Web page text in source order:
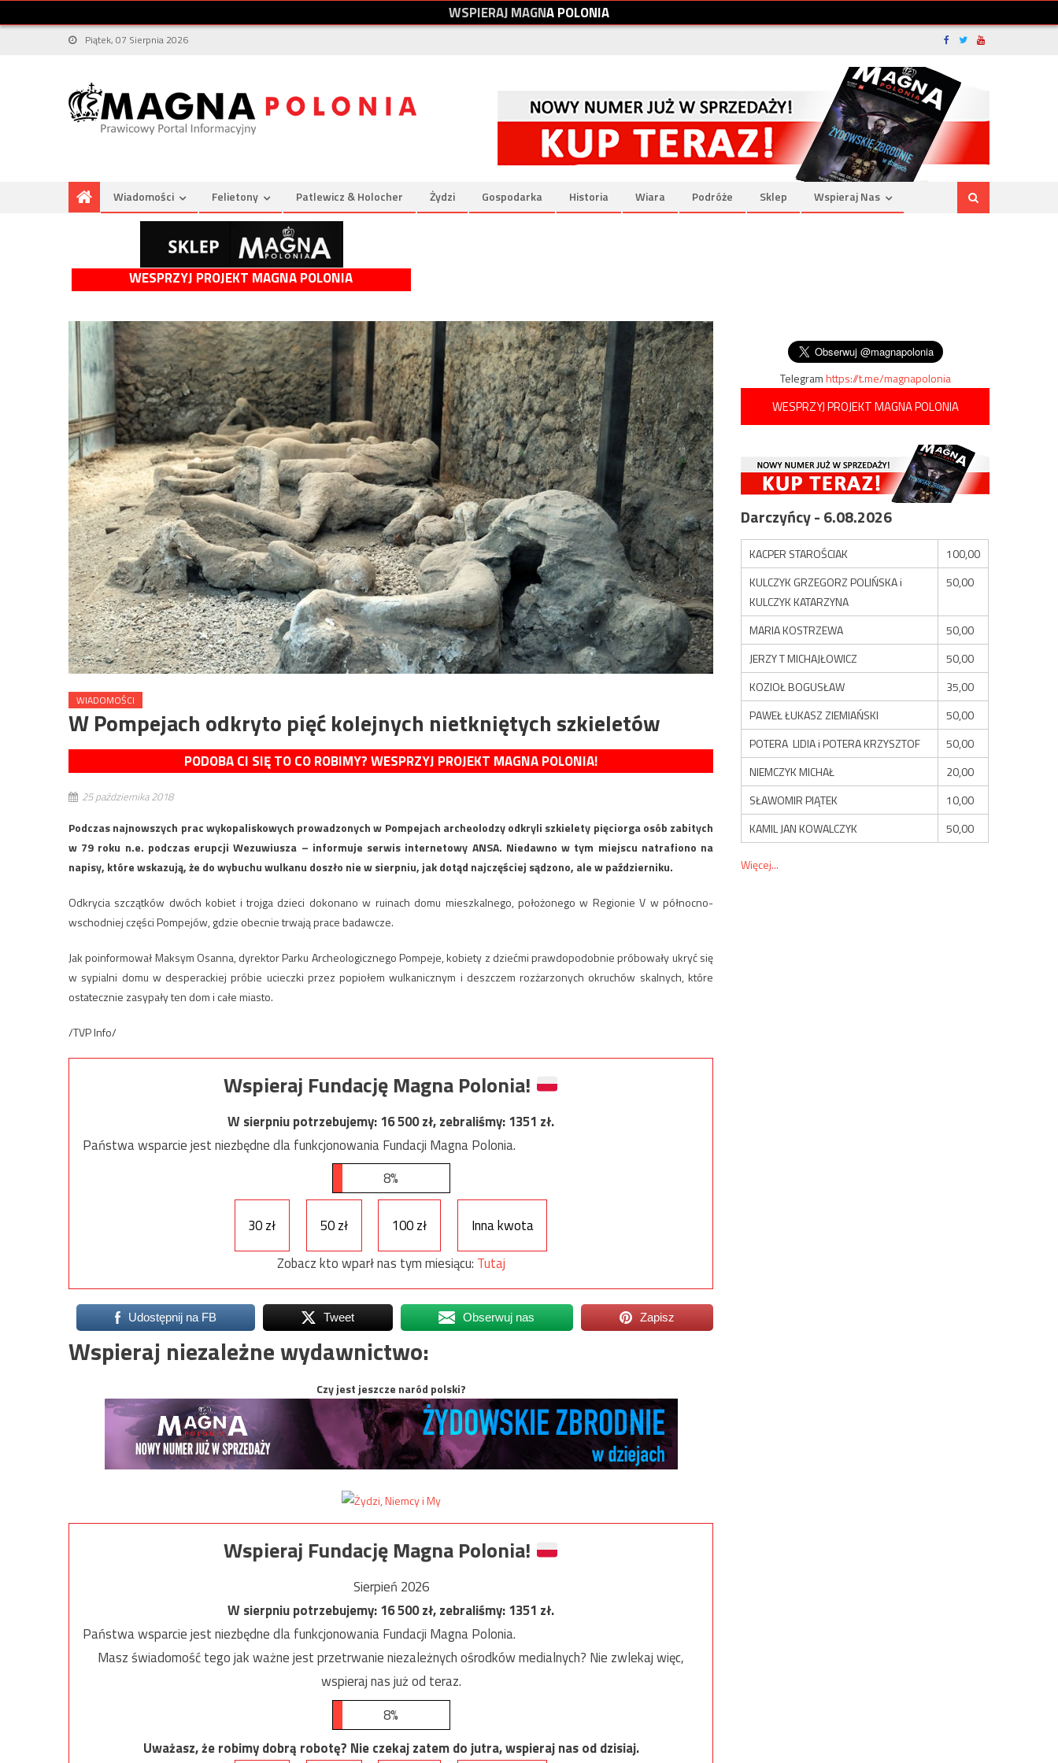
WSPIERAJMAGNAPOLONIA
Piątek, 07 Sierpnia 2026
Wiadomości Felietony Patlewicz & Holocher Żydzi Gospodarka Historia Wiara Podróże Sklep Wspieraj Nas
WESPRZYJ PROJEKT MAGNA POLONIA
WIADOMOŚCI
W Pompejach odkryto pięć kolejnych nietkniętych szkieletów
PODOBA CI SIĘ TO CO ROBIMY? WESPRZYJ PROJEKT MAGNA POLONIA!
25 października 2018
Podczas najnowszych prac wykopaliskowych prowadzonych w Pompejach archeolodzy odkryli szkielety pięciorga osób zabitych
w 79 roku n.e. podczas erupcji Wezuwiusza – informuje serwis internetowy ANSA. Niedawno w tym miejscu natrafiono na
napisy, które wskazują, że do wybuchu wulkanu doszło nie w sierpniu, jak dotąd najczęściej sądzono, ale w październiku.
Odkrycia szczątków dwóch kobiet i trojga dzieci dokonano w ruinach domu mieszkalnego, położonego w Regionie V w północno-
wschodniej części Pompejów, gdzie obecnie trwają prace badawcze.
Jak poinformował Maksym Osanna, dyrektor Parku Archeologicznego Pompeje, kobiety z dziećmi prawdopodobnie próbowały ukryć się
w sypialni domu w desperackiej próbie ucieczki przez popiołem wulkanicznym i deszczem rozżarzonych okruchów skalnych, które
ostatecznie zasypały ten dom i całe miasto.
/TVP Info/
Wspieraj Fundację Magna Polonia!
W sierpniu potrzebujemy:16 500zł, zebraliśmy:1351 zł.
Państwa wsparcie jest niezbędne dla funkcjonowania Fundacji Magna Polonia.
8%
30 zł 50 zł 100 zł
Inna kwota
Zobacz kto wparł nas tym miesiącu: Tutaj
Udostępnij na FB Tweet Obserwuj nas Zapisz
Wspieraj niezależne wydawnictwo:
Czy jest jeszcze naród polski?
Wspieraj Fundację Magna Polonia!
Sierpień 2026
W sierpniu potrzebujemy:16 500zł, zebraliśmy:1351 zł.
Państwa wsparcie jest niezbędne dla funkcjonowania Fundacji Magna Polonia.
Masz świadomość tego jak ważne jest przetrwanie niezależnych ośrodków medialnych? Nie zwlekaj więc,
wspieraj nas już od teraz.
8%
Uważasz, że robimy dobrą robotę? Nie czekaj zatem do jutra, wspieraj nas od dzisiaj.
Telegramhttps://t.me/magnapolonia
WESPRZYJ PROJEKT MAGNA POLONIA
Darczyńcy - 6.08.2026
KACPER STAROŚCIAK
100,00
KULCZYK GRZEGORZ POLIŃSKA i
KULCZYK KATARZYNA
50,00
MARIA KOSTRZEWA
50,00
JERZY T MICHAJŁOWICZ
50,00
KOZIOŁ BOGUSŁAW
35,00
PAWEŁ ŁUKASZ ZIEMIAŃSKI
50,00
POTERA LIDIA i POTERA KRZYSZTOF
50,00
NIEMCZYK MICHAŁ
20,00
SŁAWOMIR PIĄTEK
10,00
KAMIL JAN KOWALCZYK
50,00
Więcej...